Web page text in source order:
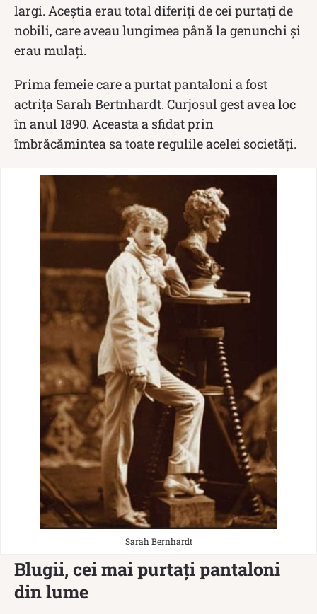
largi. Aceştia erau total diferiţi de cei purtaţi de
nobili, care aveau lungimea până la genunchi şi
erau mulaţi.
Prima femeie care a purtat pantaloni a fost
actriţa Sarah Bertnhardt. Curjosul gest avea loc
în anul 1890. Aceasta a sfidat prin
îmbrăcămintea sa toate regulile acelei societăți.
Sarah Bernhardt
Blugii, cei mai purtați pantaloni
din lume